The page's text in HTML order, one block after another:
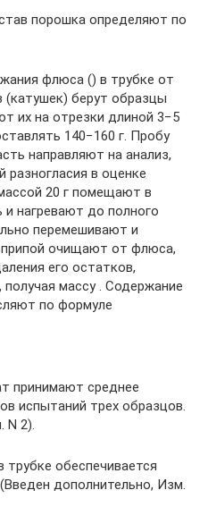
порошка определяют по
флюса () в трубке от
берут образцы
их на отрезки длиной 3−5
140−160 г. Пробу
направляют на анализ,
разногласия в оценке
20 г помещают в
нагревают до полного
перемешивают и
очищают от флюса,
его остатков,
массу . Содержание
по формуле
принимают среднее
испытаний трех образцов.
N 2).
обеспечивается
дополнительно, Изм.